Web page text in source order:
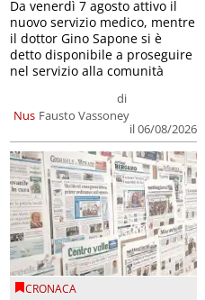
Nus
di
Fausto Vassoney
il 06/08/2026
Da venerdì 7 agosto attivo il
nuovo servizio medico, mentre
il dottor Gino Sapone si è
detto disponibile a proseguire
nel servizio alla comunità
CRONACA